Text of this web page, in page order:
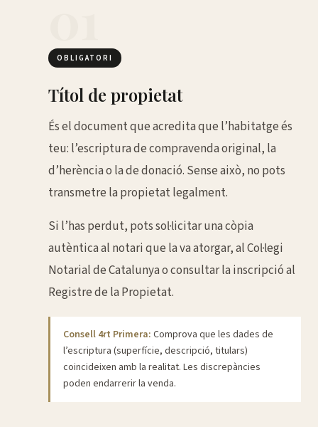
OBLIGATORI
Títol de propietat
És el document que acredita que l’habitatge és
teu: l’escriptura de compravenda original, la
d’herència o la de donació. Sense això, no pots
transmetre la propietat legalment.
Si l’has perdut, pots sol·licitar una còpia
autèntica al notari que la va atorgar, al Col·legi
Notarial de Catalunya o consultar la inscripció al
Registre de la Propietat.
Consell 4rt Primera: Comprova que les dades de
l’escriptura (superfície, descripció, titulars)
coincideixen amb la realitat. Les discrepàncies
poden endarrerir la venda.